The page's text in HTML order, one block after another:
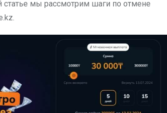
статье мы рассмотрим шаги по отмене